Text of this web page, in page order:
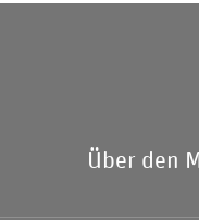
Über den